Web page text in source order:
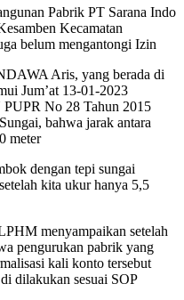
Pabrik PT Sarana Indo
Kecamatan
belum mengantongi Izin
Aris, yang berada di
Jum’at 13-01-2023
PUPR No 28 Tahun 2015
bahwa jarak antara
meter
dengan tepi sungai
kita ukur hanya 5,5
menyampaikan setelah
pengurukan pabrik yang
kali konto tersebut
dilakukan sesuai SOP